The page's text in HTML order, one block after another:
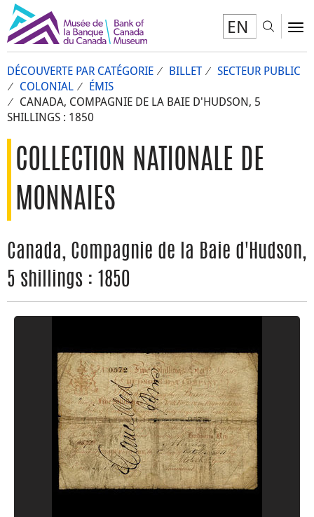
EN
DÉCOUVERTE PAR CATÉGORIE BILLET
SECTEUR PUBLIC
COLONIAL
ÉMIS
CANADA, COMPAGNIE DE LA BAIE D'HUDSON, 5
SHILLINGS : 1850
COLLECTION NATIONALE DE
MONNAIES
Canada, Compagnie de la Baie d'Hudson,
5 shillings : 1850